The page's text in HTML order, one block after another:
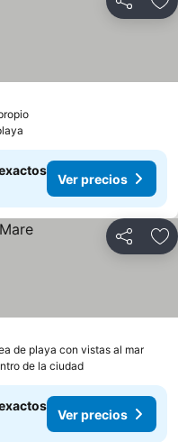
Compartir
Ver precios
Ver precios
Compartir
de playa con vistas al marVer
de la ciudad
Ver precios